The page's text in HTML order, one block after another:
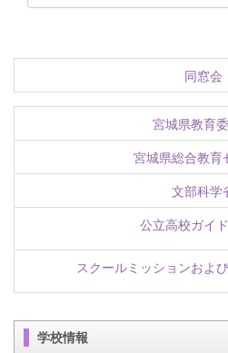
同窓会
宮城県教育
宮城県総合教育
文部科学
公立高校ガイ
スクールミッションおよ
学校情報